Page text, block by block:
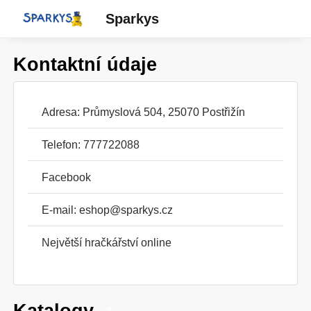
Sparkys
Kontaktní údaje
Adresa: Průmyslová 504, 25070 Postřižín
Telefon: 777722088
Facebook
E-mail: eshop@sparkys.cz
Největší hračkářství online